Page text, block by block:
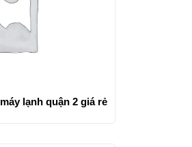
lạnh quận 2 giá rẻ